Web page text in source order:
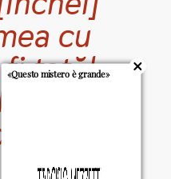
cu
fi tatăl
de
«Questo mistero è grande»